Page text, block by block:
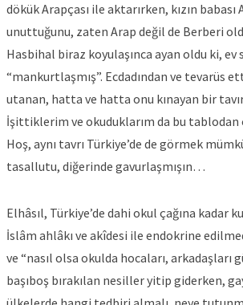
dökük Arapçası ile aktarırken, kızın
unuttuğunu, zaten Arap değil de Berberi
Hasbihal biraz koyulaşınca ayan oldu ki, ev
“mankurtlaşmış”. Ecdadından ve tevarüs
utanan, hatta ve hatta onu kınayan bir
İşittiklerim ve okuduklarım da bu
Hoş, aynı tavrı Türkiye’de de görmek
tasallutu, diğerinde gavurlaşmışın…
Elhâsıl, Türkiye’de dahi okul çağına kadar
İslâm ahlâkı ve akîdesi ile endokrine
ve “nasıl olsa okulda hocaları, arkadaşları
başıboş bırakılan nesiller yitip giderken,